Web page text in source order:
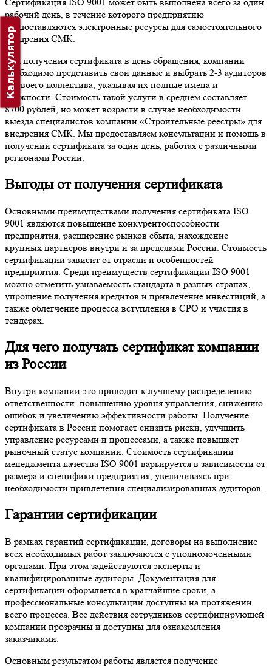
Сертификация ISO 9001 может быть выполнена всего за один
рабочий день, в течение которого предприятию
предоставляются электронные ресурсы для самостоятельного
внедрения СМК.
Для получения сертификата в день обращения, компании
необходимо представить свои данные и выбрать 2-3 аудиторов
из своего коллектива, указывая их полные имена и
должности. Стоимость такой услуги в среднем составляет
8700 рублей, но может возрасти в случае необходимости
выезда специалистов компании «Строительные реестры» для
внедрения СМК. Мы предоставляем консультации и помощь в
получении сертификата за один день, работая с различными
регионами России.
Выгоды от получения сертификата
Основными преимуществами получения сертификата ISO
9001 являются повышение конкурентоспособности
предприятия, расширение рынков сбыта, нахождение
крупных партнеров внутри и за пределами России. Стоимость
сертификации зависит от отрасли и особенностей
предприятия. Среди преимуществ сертификации ISO 9001
можно отметить узнаваемость стандарта в разных странах,
упрощение получения кредитов и привлечение инвестиций, а
также облегчение процесса вступления в СРО и участия в
тендерах.
Для чего получать сертификат компании
из России
Внутри компании это приводит к лучшему распределению
ответственности, повышению уровня управления, снижению
ошибок и увеличению эффективности работы. Получение
сертификата в России помогает снизить риски, улучшить
управление ресурсами и процессами, а также повышает
рыночный статус компании. Стоимость сертификации
менеджмента качества ISO 9001 варьируется в зависимости от
размера и специфики предприятия, увеличиваясь при
необходимости привлечения специализированных аудиторов.
Гарантии сертификации
В рамках гарантий сертификации, договоры на выполнение
всех необходимых работ заключаются с уполномоченными
органами. При этом задействуются эксперты и
квалифицированные аудиторы. Документация для
сертификации оформляется в кратчайшие сроки, а
профессиональные консультации доступны на протяжении
всего процесса. Все действия сотрудников сертифицирующей
компании прозрачны и доступны для ознакомления
заказчиками.
Основным результатом работы является получение
Калькулятор